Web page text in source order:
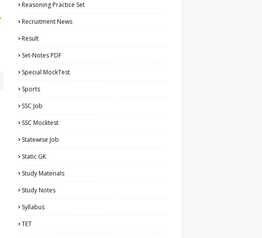
Reasoning Practice Set
Recruitment News
Result
Set-Notes PDF
Special MockTest
Sports
SSC Job
SSC Mocktest
Statewise Job
Static GK
Study Materials
Study Notes
Syllabus
TET